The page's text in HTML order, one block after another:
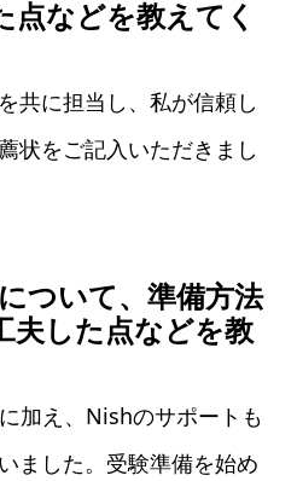
点などを教えてく
共に担当し、私が信頼し
状をご記入いただきまし
ついて、準備方法
夫した点などを教
加え、Nishのサポートも
ました。受験準備を始め